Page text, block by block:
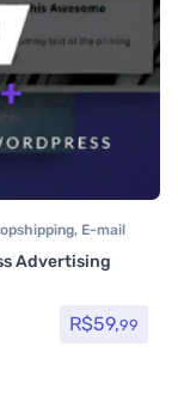
, E-mail
Advertising
R$59,99